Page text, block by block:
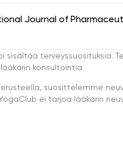
Journal of
sisältää terveyssuosituksia.
konsultointia.
suosittelemme
ei tarjoa lääkärin